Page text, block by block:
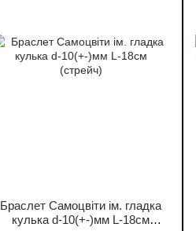
Браслет Самоцвіти ім. гладка
кулька d-10(+-)мм L-18см